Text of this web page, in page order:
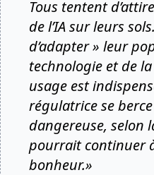
Tous tentent
de l’IA sur leurs
d’adapter » leur
technologie et de
usage est
régulatrice se
dangereuse, selon
pourrait continuer
bonheur.»